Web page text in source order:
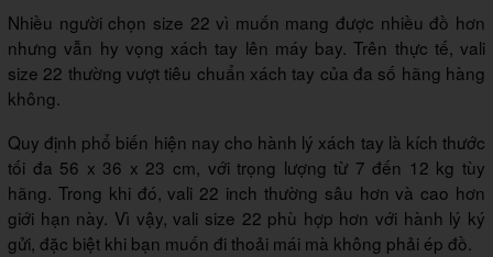
Nhiều người chọn size 22 vì muốn mang được nhiều đồ hơn
nhưng vẫn hy vọng xách tay lên máy bay. Trên thực tế, vali
size 22 thường vượt tiêu chuẩn xách tay của đa số hãng hàng
không.
Quy định phổ biến hiện nay cho hành lý xách tay là kích thước
tối đa 56 x 36 x 23 cm, với trọng lượng từ 7 đến 12 kg tùy
hãng. Trong khi đó, vali 22 inch thường sâu hơn và cao hơn
giới hạn này. Vì vậy, vali size 22 phù hợp hơn với hành lý ký
gửi, đặc biệt khi bạn muốn đi thoải mái mà không phải ép đồ.